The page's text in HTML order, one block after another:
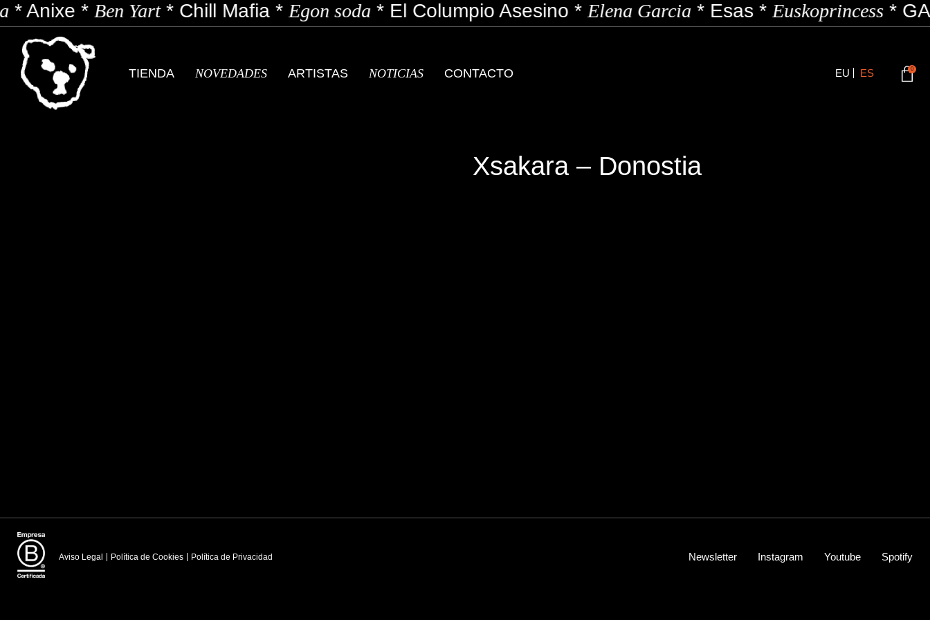
*Anixe*Ben Yart*Chill Mafia*Egon soda*El Columpio Asesino*Elena Garcia*Esas*Euskoprincess*
TIENDA NOVEDADES ARTISTAS NOTICIAS CONTACTO EU ES 0
Xsakara – Donostia
Aviso Legal Política de Cookies Política de Privacidad Newsletter Instagram Youtube Spotify